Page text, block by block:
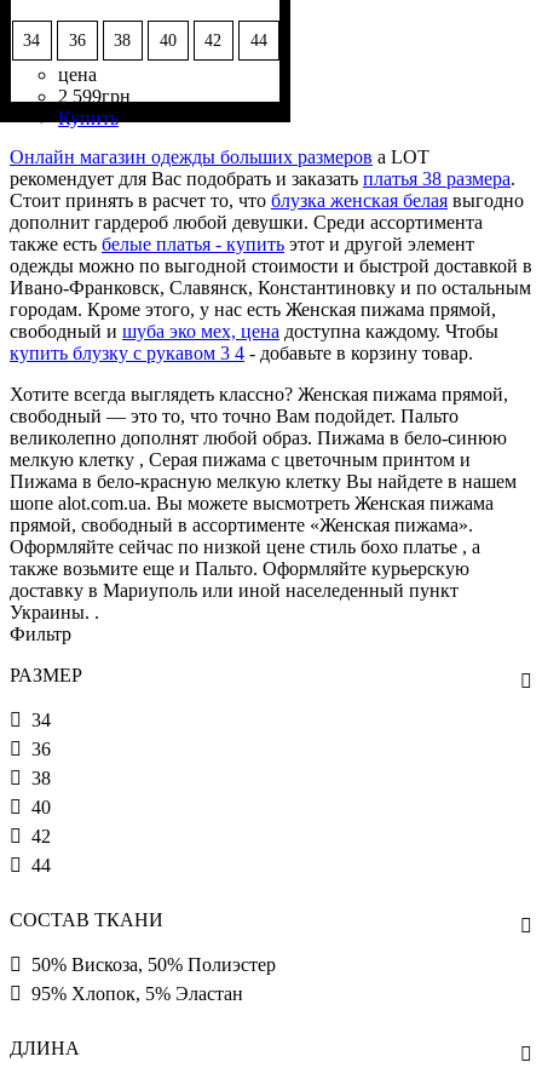
34 36 38 40 42 44
цена
2 599грн
Купить
Состав ткани
5% Эластан
Крой: прямой, свободный
Длина: до щиколоток
Длина рукава
Стиль: casual
Онлайн магазин одежды больших размеров a LOT
рекомендует для Вас подобрать и заказать платья 38 размера.
Стоит принять в расчет то, что блузка женская белая выгодно
дополнит гардероб любой девушки. Среди ассортимента
также есть белые платья - купить этот и другой элемент
одежды можно по выгодной стоимости и быстрой доставкой в
Ивано-Франковск, Славянск, Константиновку и по остальным
городам. Кроме этого, у нас есть Женская пижама прямой,
свободный и шуба эко мех, цена доступна каждому. Чтобы
купить блузку с рукавом 3 4 - добавьте в корзину товар.
Хотите всегда выглядеть классно? Женская пижама прямой,
свободный — это то, что точно Вам подойдет. Пальто
великолепно дополнят любой образ. Пижама в бело-синюю
мелкую клетку , Серая пижама с цветочным принтом и
Пижама в бело-красную мелкую клетку Вы найдете в нашем
шопе alot.com.ua. Вы можете высмотреть Женская пижама
прямой, свободный в ассортименте «Женская пижама».
Оформляйте сейчас по низкой цене стиль бохо платье , а
также возьмите еще и Пальто. Оформляйте курьерскую
доставку в Мариуполь или иной населеденный пункт
Украины. .
Фильтр
РАЗМЕР
34
36
38
40
42
44
СОСТАВ ТКАНИ
50% Вискоза, 50% Полиэстер
95% Хлопок, 5% Эластан
ДЛИНА